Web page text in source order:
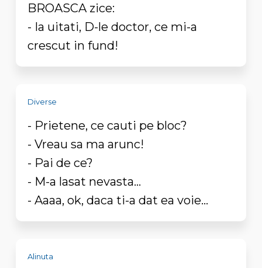
BROASCA zice:
- Ia uitati, D-le doctor, ce mi-a
crescut in fund!
Diverse
- Prietene, ce cauti pe bloc?
- Vreau sa ma arunc!
- Pai de ce?
- M-a lasat nevasta...
- Aaaa, ok, daca ti-a dat ea voie...
Alinuta